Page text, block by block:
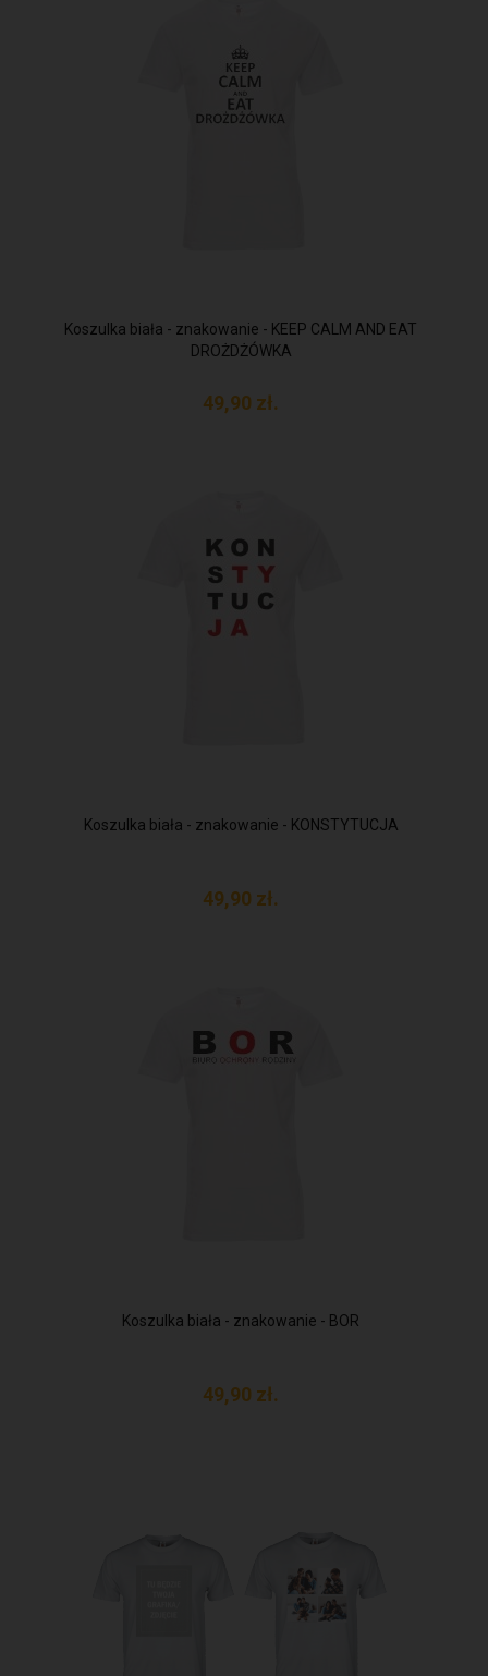
Koszulka biała - znakowanie - KEEP CALM AND EAT
DROŻDŻÓWKA
49,90 zł.
Koszulka biała - znakowanie - KONSTYTUCJA
49,90 zł.
Koszulka biała - znakowanie - BOR
49,90 zł.